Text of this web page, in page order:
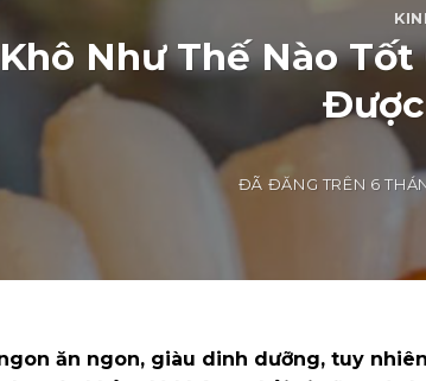
Như Thế Nào
ĐÃ ĐĂNG TRÊN 6
ăn ngon, giàu dinh dưỡng, tuy